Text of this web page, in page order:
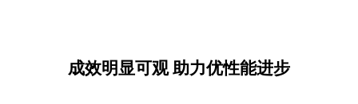
成效明显可观 助力优性能进步